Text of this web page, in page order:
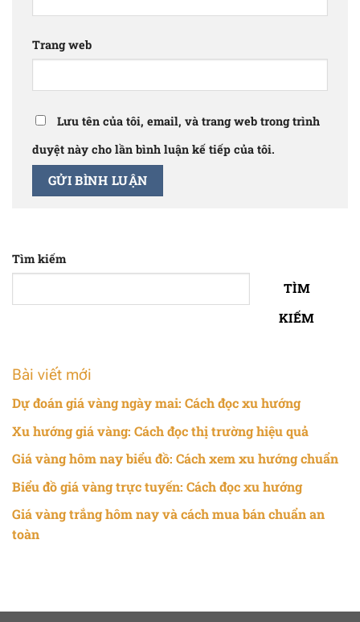
Trang web
Lưu tên của tôi, email, và trang web trong trình
duyệt này cho lần bình luận kế tiếp của tôi.
Tìm kiếm
TÌM
KIẾM
Bài viết mới
Dự đoán giá vàng ngày mai: Cách đọc xu hướng
Xu hướng giá vàng: Cách đọc thị trường hiệu quả
Giá vàng hôm nay biểu đồ: Cách xem xu hướng chuẩn
Biểu đồ giá vàng trực tuyến: Cách đọc xu hướng
Giá vàng trắng hôm nay và cách mua bán chuẩn an
toàn